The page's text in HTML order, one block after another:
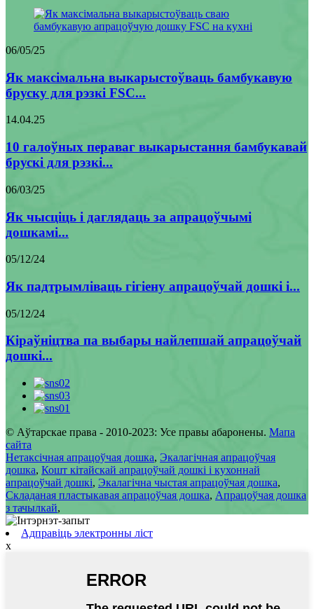
06/05/25
Як максімальна выкарыстоўваць бамбукавую
бруску для рэзкі FSC...
14.04.25
10 галоўных пераваг выкарыстання бамбукавай
брускі для рэзкі...
06/03/25
Як чысціць і даглядаць за апрацоўчымі
дошкамі...
05/12/24
Як падтрымліваць гігіену апрацоўчай дошкі і...
05/12/24
Кіраўніцтва па выбары найлепшай апрацоўчай
дошкі...
© Аўтарскае права - 2010-2023: Усе правы абаронены. Мапа
сайта
Нетаксічная апрацоўчая дошка, Экалагічная апрацоўчая
дошка, Кошт кітайскай апрацоўчай дошкі і кухоннай
апрацоўчай дошкі, Экалагічна чыстая апрацоўчая дошка,
Складаная пластыкавая апрацоўчая дошка, Апрацоўчая дошка
з тачылкай,
Адправіць электронны ліст
x